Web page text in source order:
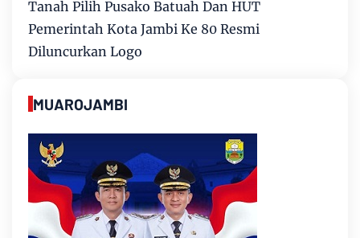
Tanah Pilih Pusako Batuah Dan HUT
Pemerintah Kota Jambi Ke 80 Resmi
Diluncurkan Logo
MUAROJAMBI